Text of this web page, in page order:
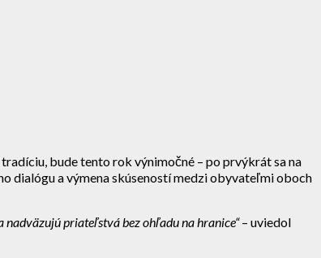
bude tento rok výnimočné – po prvýkrát sa na
dialógu a výmena skúseností medzi obyvateľmi oboch
nadväzujú priateľstvá bez ohľadu na hranice“– uviedol